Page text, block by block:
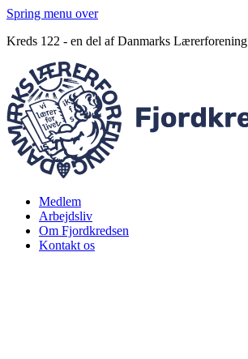
Spring menu over
Kreds 122 - en del af Danmarks Lærerforening
Medlem
Arbejdsliv
Om Fjordkredsen
Kontakt os